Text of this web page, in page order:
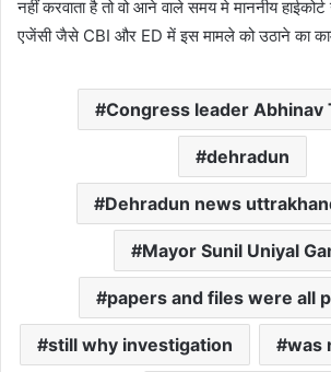
नहीं करवाता है तो वो आने वाले समय मे माननीय
एजेंसी जैसे CBI और ED में इस मामले को उठाने का
Congress leader Abhinav
dehradun
Dehradun news
Mayor Sunil Uniyal
papers and files were all
still why investigation was